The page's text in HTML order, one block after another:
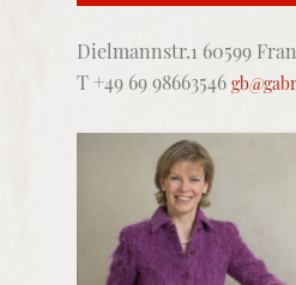
Dielmannstr.1 60599
T +49 69 98663546